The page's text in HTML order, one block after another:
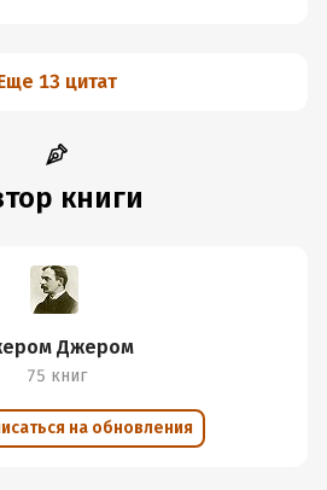
13 цитат
книги
Джером
75 книг
на обновления